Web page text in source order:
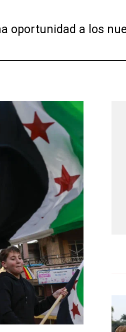
oportunidad a los